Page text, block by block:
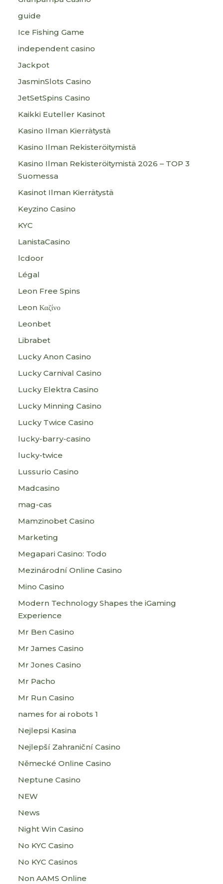
guide
Ice Fishing Game
independent casino
Jackpot
JasminSlots Casino
JetSetSpins Casino
Kaikki Euteller Kasinot
Kasino Ilman Kierrätystä
Kasino Ilman Rekisteröitymistä
Kasino Ilman Rekisteröitymistä 2026 – TOP 3
Suomessa
Kasinot Ilman Kierrätystä
Keyzino Casino
KYC
LanistaCasino
lcdoor
Légal
Leon Free Spins
Leon Καζίνο
Leonbet
Librabet
Lucky Anon Casino
Lucky Carnival Casino
Lucky Elektra Casino
Lucky Minning Casino
Lucky Twice Casino
lucky-barry-casino
lucky-twice
Lussurio Casino
Madcasino
mag-cas
Mamzinobet Casino
Marketing
Megapari Casino: Todo
Mezinárodní Online Casino
Mino Casino
Modern Technology Shapes the iGaming
Experience
Mr Ben Casino
Mr James Casino
Mr Jones Casino
Mr Pacho
Mr Run Casino
names for ai robots 1
Nejlepsi Kasina
Nejlepší Zahraniční Casino
Německé Online Casino
Neptune Casino
NEW
News
Night Win Casino
No KYC Casino
No KYC Casinos
Non AAMS Online